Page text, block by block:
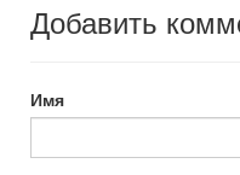
Добавить
Имя